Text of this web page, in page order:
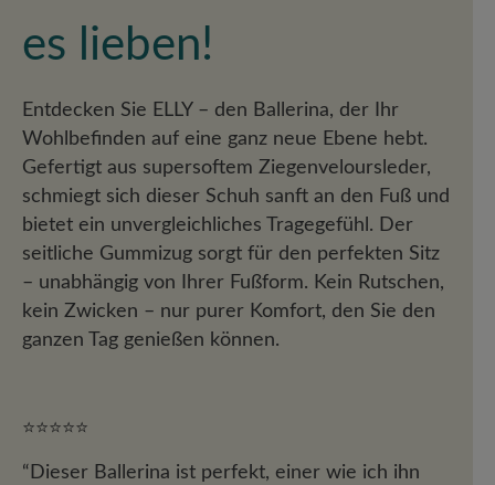
es lieben!
Entdecken Sie ELLY – den Ballerina, der Ihr
Wohlbefinden auf eine ganz neue Ebene hebt.
Gefertigt aus supersoftem Ziegenveloursleder,
schmiegt sich dieser Schuh sanft an den Fuß und
bietet ein unvergleichliches Tragegefühl. Der
seitliche Gummizug sorgt für den perfekten Sitz
– unabhängig von Ihrer Fußform. Kein Rutschen,
kein Zwicken – nur purer Komfort, den Sie den
ganzen Tag genießen können.
⭐⭐⭐⭐⭐
“Dieser Ballerina ist perfekt, einer wie ich ihn